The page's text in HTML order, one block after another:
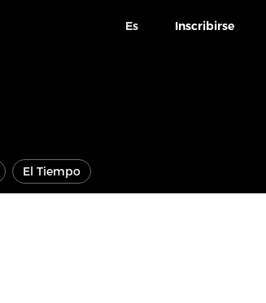
Es Inscribirse
El Tiempo